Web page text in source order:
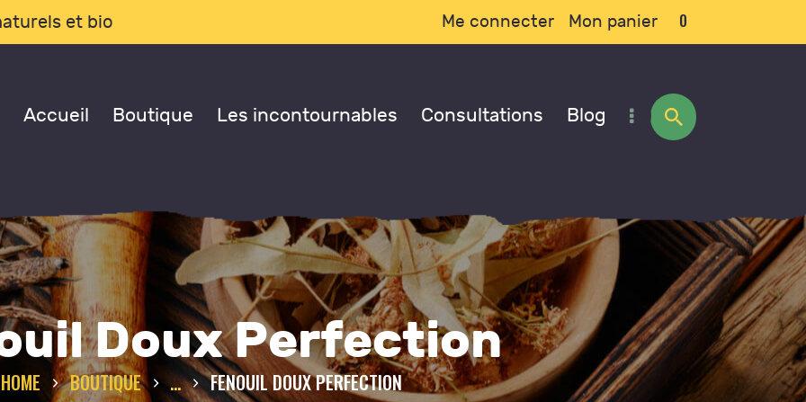
et bio Me connecter Mon panier 0
Accueil Boutique Les incontournables Consultations Blog
DE NOUS
Doux Perfection
HOME BOUTIQUE ... FENOUIL DOUX PERFECTION